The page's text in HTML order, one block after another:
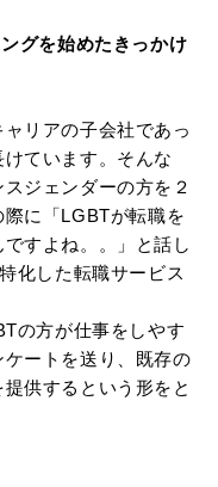
グを始めたきっかけ
リアの子会社であっ
ています。そんな
ジェンダーの方を２
に「LGBTが転職を
すよね。。」と話し
化した転職サービス
の方が仕事をしやす
ートを送り、既存の
供するという形をと